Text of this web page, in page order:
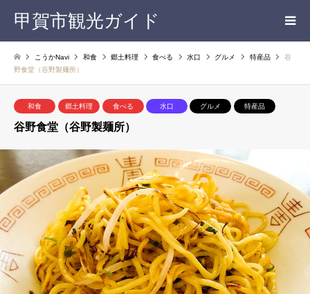
甲賀市観光ガイド
こうかNavi 和食 郷土料理 食べる 水口 グルメ 特産品
谷
野食堂（谷野製麺所）
和食 郷土料理 食べる 水口 グルメ 特産品
谷野食堂（谷野製麺所）